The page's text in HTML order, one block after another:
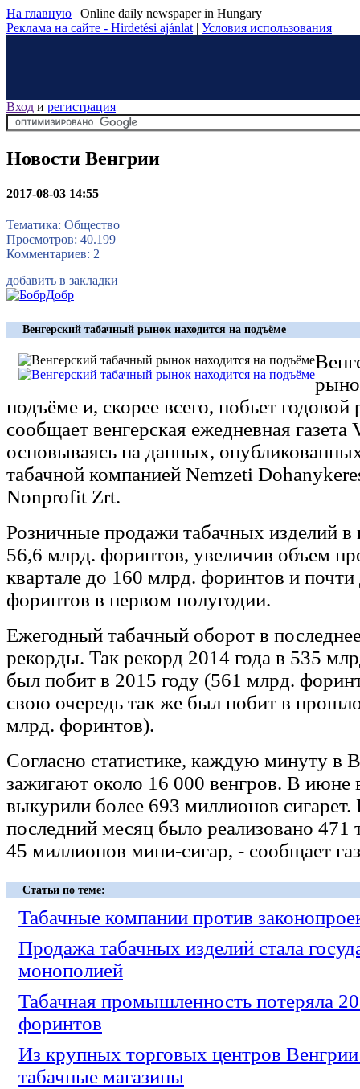
На главную | Online daily newspaper in Hungary
Реклама на сайте - Hirdetési ajánlat | Условия использования
Вход и регистрация
Новости Венгрии
2017-08-03 14:55
Тематика: Общество
Просмотров: 40.199
Комментариев: 2
добавить в закладки
Венгерский табачный рынок находится на подъёме
подъёме и, скорее всего, побьет годовой
сообщает венгерская ежедневная газета
основываясь на данных,
табачной компанией Nemzeti
Nonprofit Zrt.
Розничные продажи табачных изделий
56,6 млрд. форинтов, увеличив объем
квартале до 160 млрд. форинтов и
форинтов в первом полугодии.
Ежегодный табачный оборот в
рекорды. Так рекорд 2014 года в 535
был побит в 2015 году (561 млрд.
свою очередь так же был побит в
млрд. форинтов).
Согласно статистике, каждую минуту в
зажигают около 16 000 венгров. В июне
выкурили более 693 миллионов сигарет.
последний месяц было реализовано 471
45 миллионов мини-сигар, - сообщает
Статьи по теме:
Табачные компании против
Продажа табачных изделий стала
монополией
Табачная промышленность потеряла
форинтов
Из крупных торговых центров Венгрии
табачные магазины